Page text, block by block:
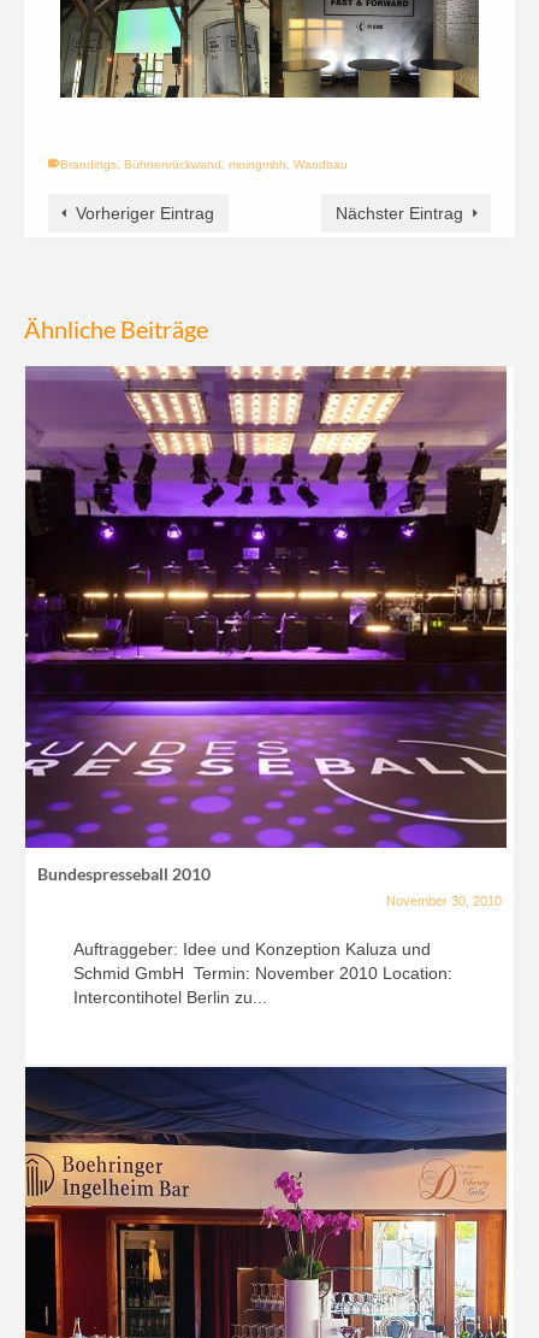
Brandings Bühnenrückwand moingmbh Wandbau
Vorheriger Eintrag Nächster Eintrag
Ähnliche Beiträge
Bundespresseball 2010
November 30, 2010
Auftraggeber: Idee und Konzeption Kaluza und
Schmid GmbH Termin: November 2010 Location:
Intercontihotel Berlin zu...